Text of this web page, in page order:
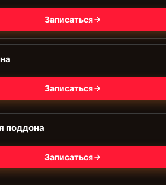
Записаться
Записаться
поддона
Записаться